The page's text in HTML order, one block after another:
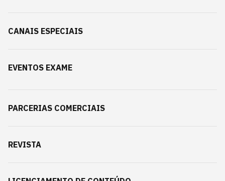
CANAIS ESPECIAIS
EVENTOS EXAME
PARCERIAS COMERCIAIS
REVISTA